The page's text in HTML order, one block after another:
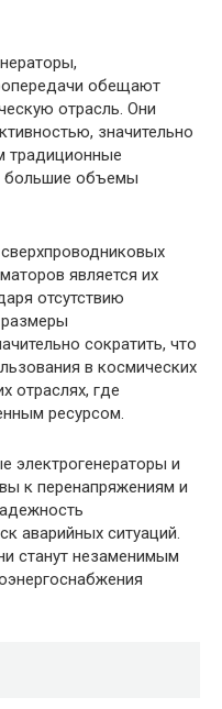
обещают
отрасль. Они
значительно
традиционные
большие объемы
является их
отсутствию
размеры
сократить, что
в космических
отраслях, где
ресурсом.
электрогенераторы и
к перенапряжениям и
аварийных ситуаций.
станут незаменимым